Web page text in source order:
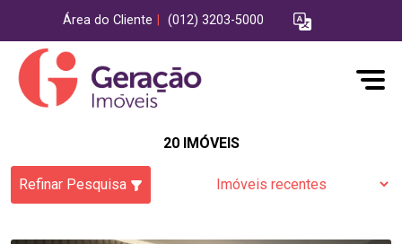
Área do Cliente (012) 3203-5000
20 IMÓVEIS
Refinar Pesquisa